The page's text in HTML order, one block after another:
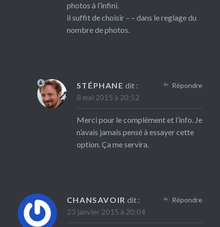
photos à l’infini.
il suffit de choisir – – dans le reglage du
nombre de photos.
STÉPHANE dit :
8 mai 2015 à 20:52
Merci pour le complément et l’info. Je
n’avais jamais pensé à essayer cette
option. Ça me servira.
Répondre
CHANSAVOIR dit :
23 janvier 2015 à 20:04
Répondre